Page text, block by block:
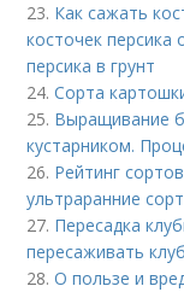
23. Как сажать
косточек персика
персика в грунт
24.Сорта
25. Выращивание
кустарником.
26. Рейтинг
ультраранние
27. Пересадка
пересаживать
28.О пользе и